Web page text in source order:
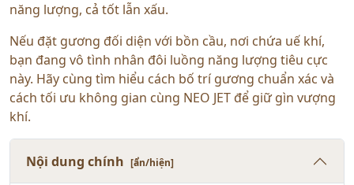
năng lượng, cả tốt lẫn xấu.
Nếu đặt gương đối diện với bồn cầu, nơi chứa uế khí,
bạn đang vô tình nhân đôi luồng năng lượng tiêu cực
này. Hãy cùng tìm hiểu cách bố trí gương chuẩn xác và
cách tối ưu không gian cùng NEO JET để giữ gìn vượng
khí.
Nội dung chính [ẩn/hiện]